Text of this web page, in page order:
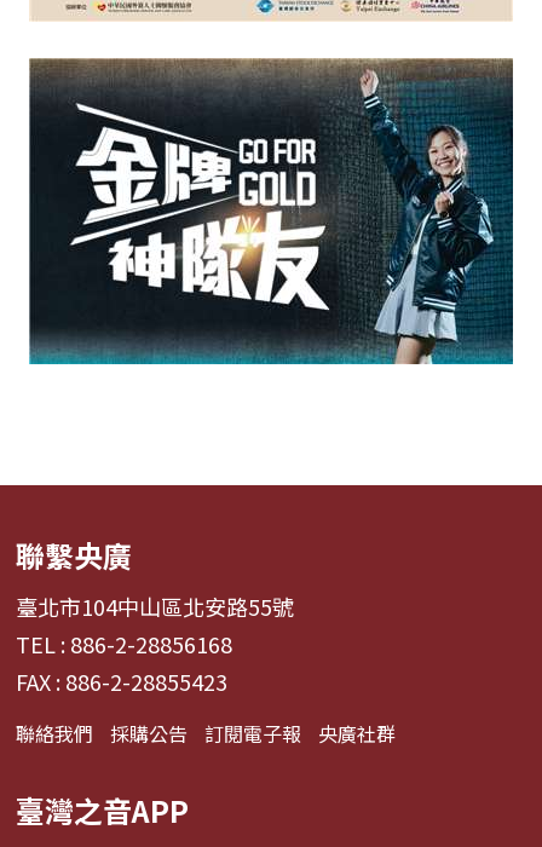
聯繫央廣
臺北市104中山區北安路55號
TEL : 886-2-28856168
FAX : 886-2-28855423
聯絡我們 採購公告 訂閱電子報 央廣社群
臺灣之音APP